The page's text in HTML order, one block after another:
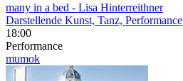
many in a bed - Lisa Hinterreithner
Darstellende Kunst, Tanz, Performance
18:00
Performance
mumok